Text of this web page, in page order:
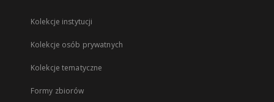
Kolekcje instytucji
Kolekcje osób prywatnych
Kolekcje tematyczne
Formy zbiorów